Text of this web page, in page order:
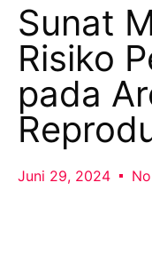
Sunat
Risiko
pada
Juni 29, 2024